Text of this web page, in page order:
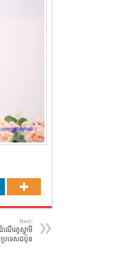
Next:
ណើរគូស្វាមី
ប្រទេសជប៉ុន